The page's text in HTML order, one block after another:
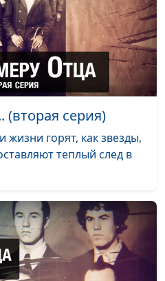
Федулова, чемпионка
плаванию
#10
#9
и Виталий Костицыны
серия)
жизни горят, как звезды,
теплый след в